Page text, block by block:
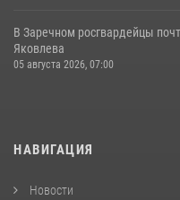
В Заречном росгвардейцы
Яковлева
05 августа 2026, 07:00
НАВИГАЦИЯ
Новости